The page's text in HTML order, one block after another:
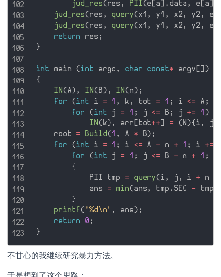
jud_res(res , PII(e [a] . data , e [a]
jud_res(res , query(x1 , y1 , x2 , y2 , e
jud_res(res , query(x1 , y1 , x2 , y2 , e
return res ;
}
int main (int argc , char const* argv [] )
{
IN(A) , IN(B) , IN(n) ;
for
(int i = 1 , k , tot = 1 ; i <= A ;
for
(int j = 1 ; j <= B ; j += 1 )
IN(k) , arr [tot++] = (N){i , j
    root
= Build(1 , A * B) ;
for
(int i = 1 ; i <= A - n + 1 ; i +=
for
(int j = 1 ; j <= B - n + 1 ;
{
            PII tmp
= query(i , j , i + n
            ans
= min(ans , tmp . SEC - tmp
}
printf ( "%d\n" , ans) ;
return
0 ;
}
不甘心的我继续研究暴力方法。